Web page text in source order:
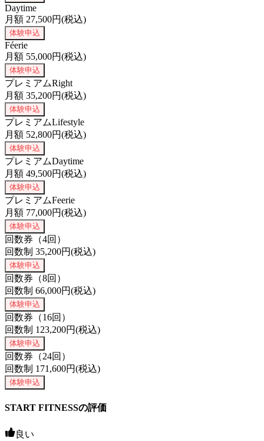
Daytime
月額 27,500円(税込)
体験申込
Féerie
月額 55,000円(税込)
体験申込
プレミアムRight
月額 35,200円(税込)
体験申込
プレミアムLifestyle
月額 52,800円(税込)
体験申込
プレミアムDaytime
月額 49,500円(税込)
体験申込
プレミアムFeerie
月額 77,000円(税込)
体験申込
回数券（4回）
回数制 35,200円(税込)
体験申込
回数券（8回）
回数制 66,000円(税込)
体験申込
回数券（16回）
回数制 123,200円(税込)
体験申込
回数券（24回）
回数制 171,600円(税込)
体験申込
START FITNESSの評価
良い